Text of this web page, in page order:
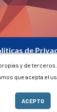
de
Contacto
# 84 – 20
y de
que acepta el
ACEPTO